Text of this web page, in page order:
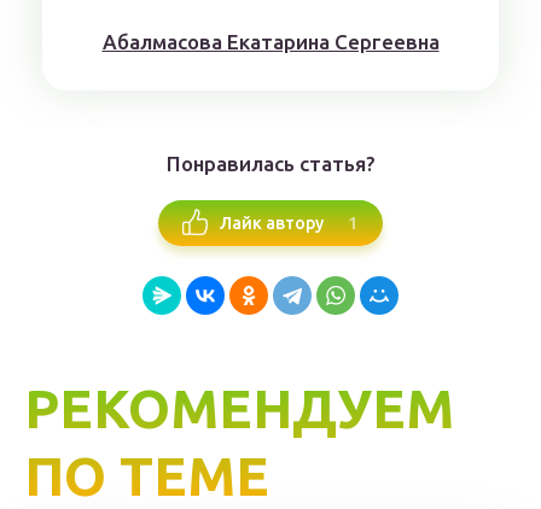
Aбaлмaсoвa Eкaтaринa Ceргeeвнa
Понравилась статья?
Лайк автору 1
РЕКОМЕНДУЕМ
ПО ТЕМЕ